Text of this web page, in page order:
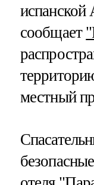
испанской
сообщает
местный